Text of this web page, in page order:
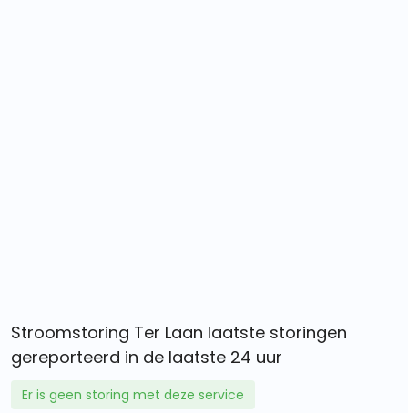
Stroomstoring Ter Laan laatste storingen
gereporteerd in de laatste 24 uur
Er is geen storing met deze service